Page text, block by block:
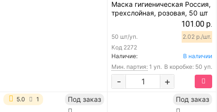
Маска гигиеническая Россия,
трехслойная, розовая, 50 шт
101.00 р.
Код 2272
50 шт/уп. 2.02 р./шт.
Наличие:
В наличии
Мин. партия: 1 уп. В коробке: 50 уп.
+
-
5.0 1 Под заказ Под заказ